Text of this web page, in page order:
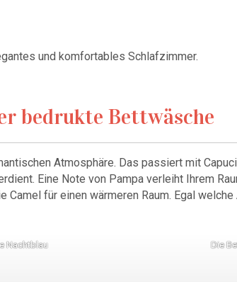
und komfortables Schlafzimmer.
bedrukte Bettwäsche
Atmosphäre. Das passiert mit
Eine Note von Pampa verleiht Ihrem
für einen wärmeren Raum. Egal
Nachtblau Die